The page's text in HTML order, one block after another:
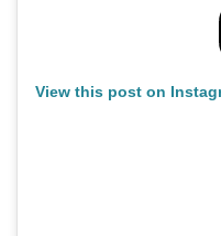
View this post on